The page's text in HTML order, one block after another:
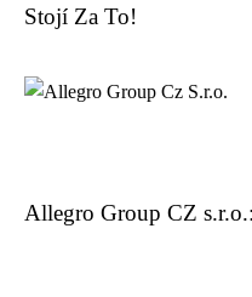
Stojí Za To!
Allegro Group CZ